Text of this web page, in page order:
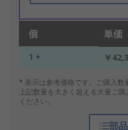
個 単価
1 + ￥
* 表示は参考価格です。ご購入数
上記数量を大きく超える大量ご
ください。
部